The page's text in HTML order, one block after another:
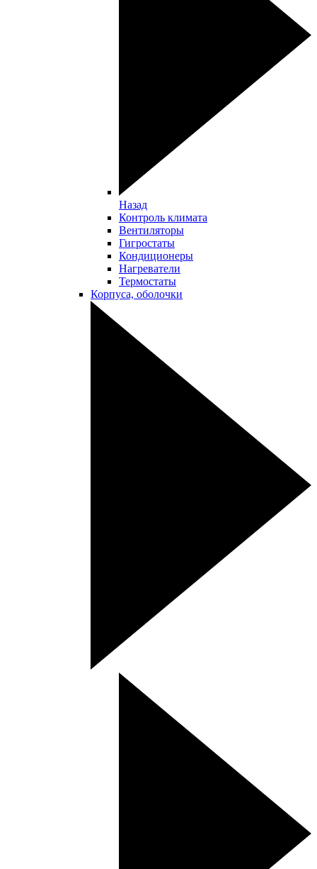
Назад
Контроль климата
Вентиляторы
Гигростаты
Кондиционеры
Нагреватели
Термостаты
Корпуса, оболочки